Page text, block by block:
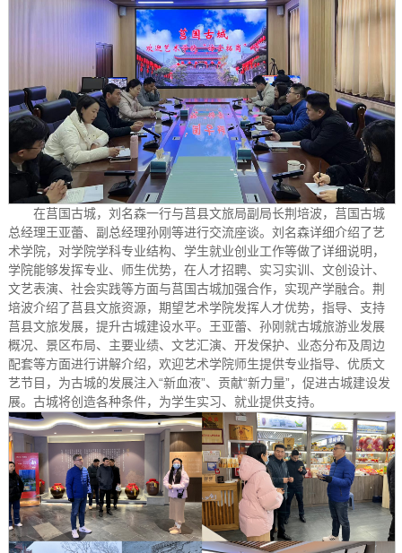
在莒国古城，刘名森一行与莒县文旅局副局长荆培波，莒国古城
总经理王亚蕾、副总经理孙刚等进行交流座谈。刘名森详细介绍了艺
术学院，对学院学科专业结构、学生就业创业工作等做了详细说明，
学院能够发挥专业、师生优势，在人才招聘、实习实训、文创设计、
文艺表演、社会实践等方面与莒国古城加强合作，实现产学融合。荆
培波介绍了莒县文旅资源，期望艺术学院发挥人才优势，指导、支持
莒县文旅发展，提升古城建设水平。王亚蕾、孙刚就古城旅游业发展
概况、景区布局、主要业绩、文艺汇演、开发保护、业态分布及周边
配套等方面进行讲解介绍，欢迎艺术学院师生提供专业指导、优质文
艺节目，为古城的发展注入“新血液”、贡献“新力量”，促进古城建设发
展。古城将创造各种条件，为学生实习、就业提供支持。